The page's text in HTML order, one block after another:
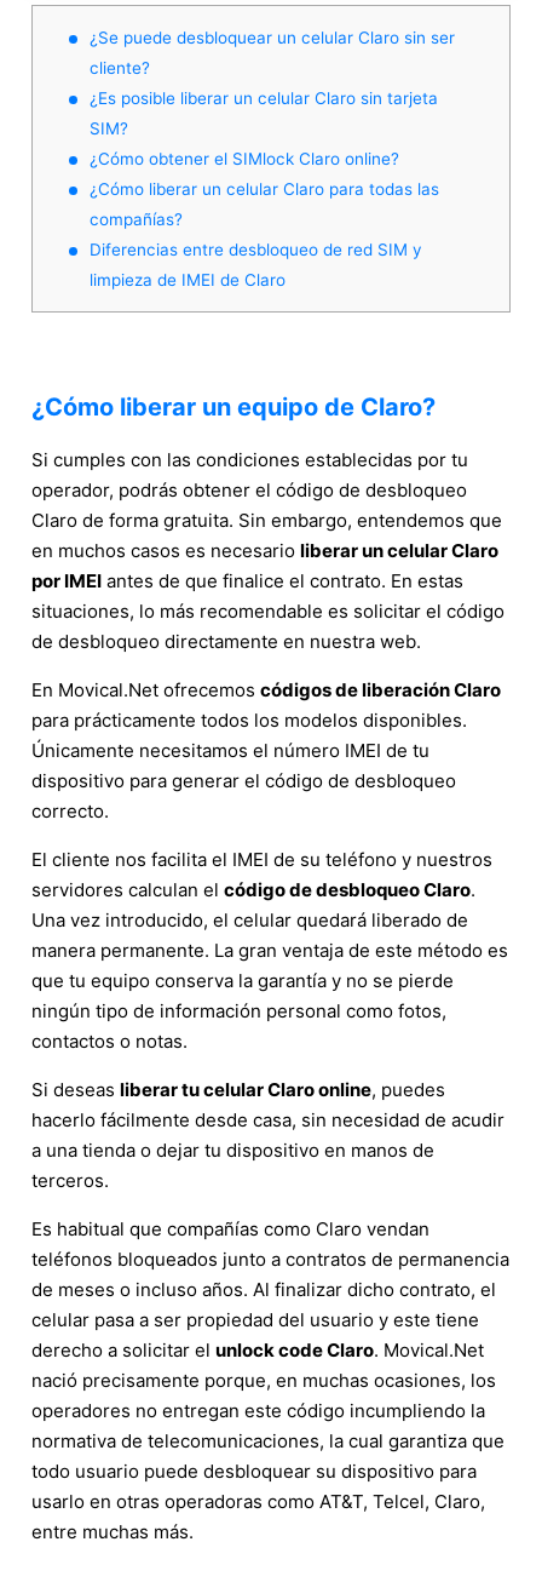
¿Se puede desbloquear un celular Claro sin ser
cliente?
¿Es posible liberar un celular Claro sin tarjeta
SIM?
¿Cómo obtener el SIMlock Claro online?
¿Cómo liberar un celular Claro para todas las
compañías?
Diferencias entre desbloqueo de red SIM y
limpieza de IMEI de Claro
¿Cómo liberar un equipo de Claro?
Si cumples con las condiciones establecidas por tu
operador, podrás obtener el código de desbloqueo
Claro de forma gratuita. Sin embargo, entendemos que
en muchos casos es necesario liberar un celular Claro
por IMEI antes de que finalice el contrato. En estas
situaciones, lo más recomendable es solicitar el código
de desbloqueo directamente en nuestra web.
En Movical.Net ofrecemos códigos de liberación Claro
para prácticamente todos los modelos disponibles.
Únicamente necesitamos el número IMEI de tu
dispositivo para generar el código de desbloqueo
correcto.
El cliente nos facilita el IMEI de su teléfono y nuestros
servidores calculan el código de desbloqueo Claro.
Una vez introducido, el celular quedará liberado de
manera permanente. La gran ventaja de este método es
que tu equipo conserva la garantía y no se pierde
ningún tipo de información personal como fotos,
contactos o notas.
Si deseas liberar tu celular Claro online, puedes
hacerlo fácilmente desde casa, sin necesidad de acudir
a una tienda o dejar tu dispositivo en manos de
terceros.
Es habitual que compañías como Claro vendan
teléfonos bloqueados junto a contratos de permanencia
de meses o incluso años. Al finalizar dicho contrato, el
celular pasa a ser propiedad del usuario y este tiene
derecho a solicitar el unlock code Claro. Movical.Net
nació precisamente porque, en muchas ocasiones, los
operadores no entregan este código incumpliendo la
normativa de telecomunicaciones, la cual garantiza que
todo usuario puede desbloquear su dispositivo para
usarlo en otras operadoras como AT&T, Telcel, Claro,
entre muchas más.